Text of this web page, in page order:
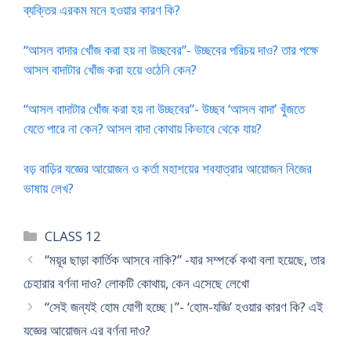
ব্যক্তির এরকম মনে হওয়ার কারণ কি?
“আসল বাদার খোঁজ করা হয় না উচ্ছবের”- উচ্ছবের পরিচয় দাও? তার পক্ষে
আসল বাদাটার খোঁজ করা হয়ে ওঠেনি কেন?
“আসল বাদাটার খোঁজ করা হয় না উচ্ছবের”- উচ্ছব ‘আসল বাদা’ খুঁজতে
যেতে পারে না কেন? আসল বাদা কোথায় কিভাবে থেকে যায়?
বড় বাড়ির যজ্ঞের আয়োজন ও কর্তা মহাশয়ের শবযাত্রার আয়োজন নিজের
ভাষায় লেখ?
Categories
CLASS 12
“ময়ূর ছাড়া কার্তিক আসবে নাকি?” -যার সম্পর্কে কথা বলা হয়েছে, তার
চেহারার বর্ণনা দাও? লোকটি কোথায়, কেন এসেছে লেখো
“সেই জন্যই হোম যোগী হচ্ছে।”- ‘হোম-যজ্ঞি’ হওয়ার কারণ কি? এই
যজ্ঞের আয়োজন এর বর্ণনা দাও?